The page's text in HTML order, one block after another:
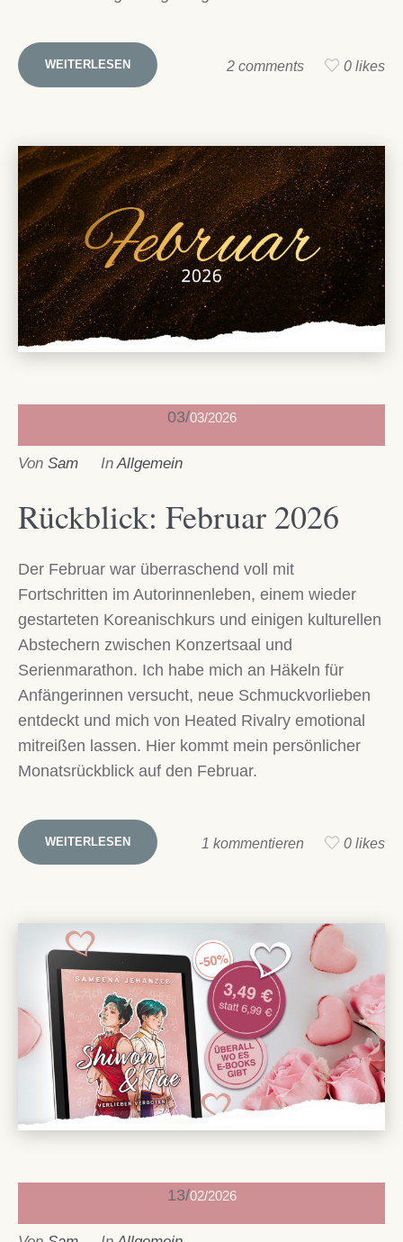
WEITERLESEN 2 comments 0 likes
03 03/2026
Von Sam InAllgemein
Rückblick: Februar 2026
Der Februar war überraschend voll mit
Fortschritten im Autorinnenleben, einem wieder
gestarteten Koreanischkurs und einigen kulturellen
Abstechern zwischen Konzertsaal und
Serienmarathon. Ich habe mich an Häkeln für
Anfängerinnen versucht, neue Schmuckvorlieben
entdeckt und mich von Heated Rivalry emotional
mitreißen lassen. Hier kommt mein persönlicher
Monatsrückblick auf den Februar.
WEITERLESEN 1 kommentieren 0 likes
13 02/2026